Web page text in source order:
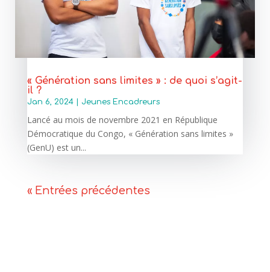
« Génération sans limites » : de quoi s’agit-
il ?
Jan 6, 2024| Jeunes Encadreurs
Lancé au mois de novembre 2021 en République
Démocratique du Congo, « Génération sans limites »
(GenU) est un...
« Entrées précédentes